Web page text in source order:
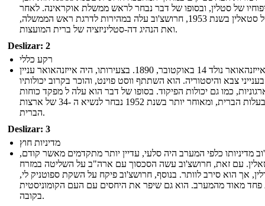
של סטלין, ובסופו של דבר נבחר לראש ממשלת אוקראינה. לאחר
מותו של סטאלין בשנת 1953, חרושצ'וב עלה במהירות לדרגת ראש הממשלה,
ואת הנהיג דה-סטליניזציה של ברית המועצות.
Deslizar: 2
רקע כללי
דווייט אייזנהאואר נולד 14 באוקטובר, 1890. בצעירותו, היה אייזנהאואר עניין
צבא והיסטוריה. הוא השתתף ווסט פוינט, והוכר בקרוב יכולותיו
כמו גם יכולות הפיקוד. בסופו של דבר הוא עלה ל מפקד כוחות
בעלות הברית, ומאוחר יותר בשנת 1952 נבחר לנשיא ה -34 של ארצות
הברית.
Deslizar: 3
מדיניות חוץ
מדיניותו כלפי המערב היה סלעי, עדיין יותר מתקדמים מאשר קודם,
עם זאת, חרושצ'וב עשה הסכסוך עם ארה"ב על השליטה במזרח
אך הוא סירב לוותר. בנוסף, חרושצ'וב פיקח על השקת ספוטניק לי,
פחד מאוד מהמערב. הוא גם שיפר את היחסים עם העם הקומוניסטית
בקובה.